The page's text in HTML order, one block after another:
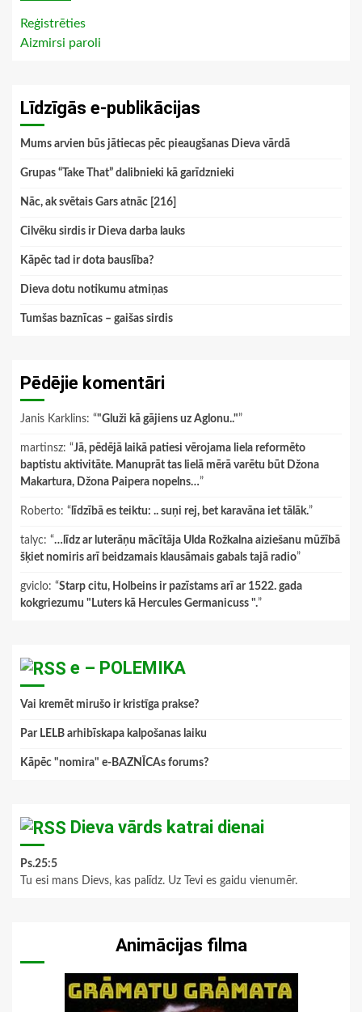
Reģistrēties
Aizmirsi paroli
Līdzīgās e-publikācijas
Mums arvien būs jātiecas pēc pieaugšanas Dieva vārdā
Grupas “Take That” dalibnieki kā garīdznieki
Nāc, ak svētais Gars atnāc [216]
Cilvēku sirdis ir Dieva darba lauks
Kāpēc tad ir dota bauslība?
Dieva dotu notikumu atmiņas
Tumšas baznīcas – gaišas sirdis
Pēdējie komentāri
Janis Karklins: “"Gluži kā gājiens uz Aglonu.."”
martinsz: “Jā, pēdējā laikā patiesi vērojama liela reformēto
baptistu aktivitāte. Manuprāt tas lielā mērā varētu būt Džona
Makartura, Džona Paipera nopelns…”
Roberto: “ līdzībā es teiktu: .. suņi rej, bet karavāna iet tālāk.”
talyc: “…līdz ar luterāņu mācītāja Ulda Rožkalna aiziešanu mūžībā
šķiet nomiris arī beidzamais klausāmais gabals tajā radio”
gviclo: “Starp citu, Holbeins ir pazīstams arī ar 1522. gada
kokgriezumu "Luters kā Hercules Germanicuss ".”
e – POLEMIKA
Vai kremēt mirušo ir kristīga prakse?
Par LELB arhibīskapa kalpošanas laiku
Kāpēc "nomira" e-BAZNĪCAs forums?
Dieva vārds katrai dienai
Ps.25:5
Tu esi mans Dievs, kas palīdz. Uz Tevi es gaidu vienumēr.
Animācijas filma